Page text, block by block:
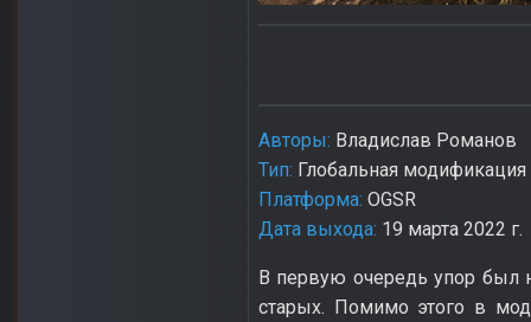
Авторы: Владислав Романов
Тип: Глобальная модификация
Платформа: OGSR
Дата выхода: 19 марта 2022 г.
В первую очередь упор был
старых. Помимо этого в